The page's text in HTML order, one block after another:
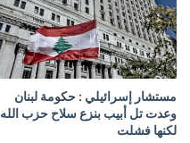
مستشار إسرائيلي : حكومة لبنان
وعدت تل أبيب بنزع سلاح حزب الله
لكنها فشلت